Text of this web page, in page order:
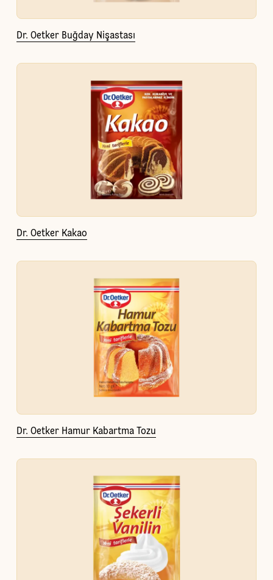
Dr. Oetker Buğday Nişastası
Dr. Oetker Kakao
Dr. Oetker Hamur Kabartma Tozu